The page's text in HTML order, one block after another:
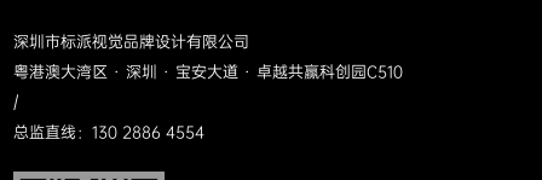
深圳市标派视觉品牌设计有限公司
粤港澳大湾区 · 深圳 · 宝安大道 · 卓越共赢科创园C510
/
总监直线：130 2886 4554